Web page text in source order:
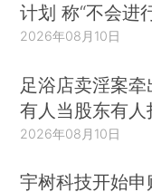
计划 称“不会进
2026年08月10日
足浴店卖淫案
有人当股东有人
2026年08月10日
宇树科技开始